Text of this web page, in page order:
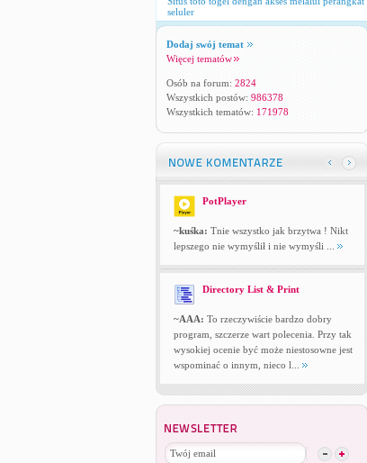
seluler
Dodaj swój temat
Więcej tematów
Osób na forum: 2824
Wszystkich postów: 986378
Wszystkich tematów: 171978
PotPlayer
~kuśka: Tnie wszystko jak brzytwa ! Nikt
lepszego nie wymyślił i nie wymyśli ...
Directory List & Print
~AAA: To rzeczywiście bardzo dobry
program, szczerze wart polecenia. Przy tak
wysokiej ocenie być może niestosowne jest
wspominać o innym, nieco l...